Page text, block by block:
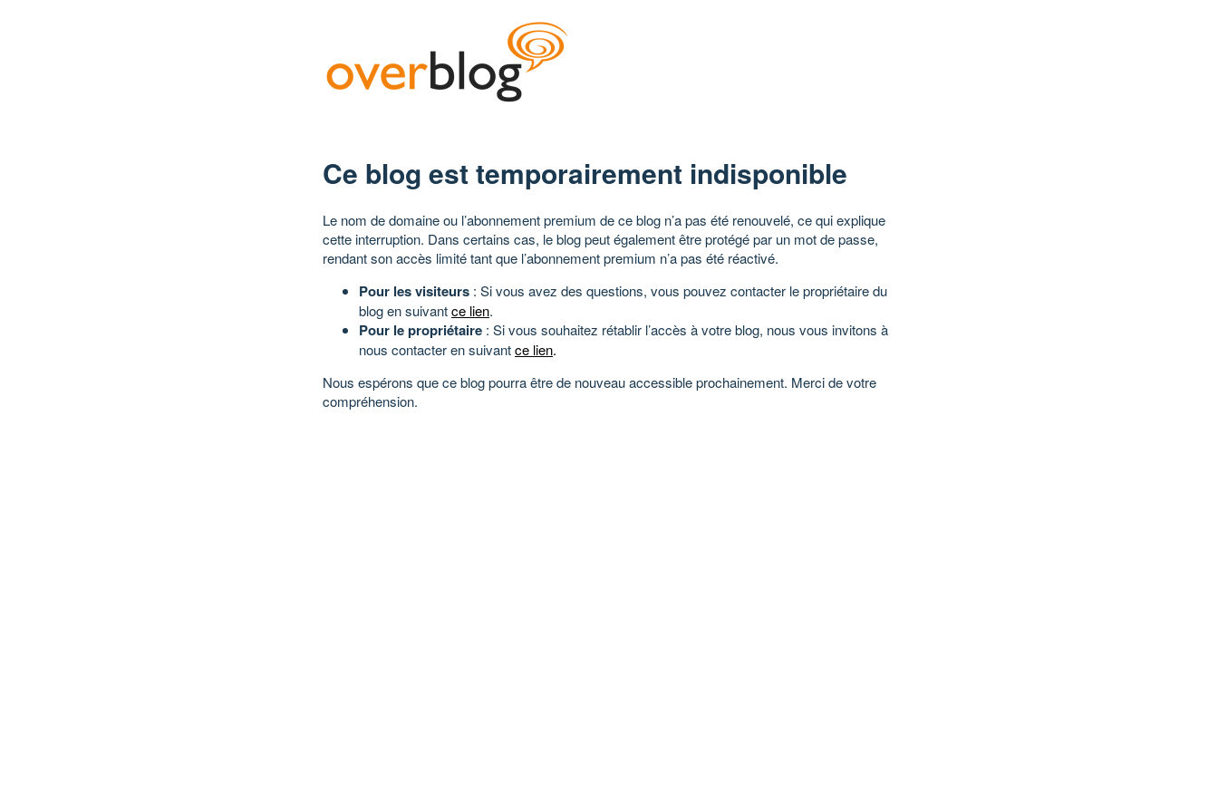
Ce blog est temporairement indisponible
Le nom de domaine ou l’abonnement premium de ce blog n’a pas été renouvelé, ce qui explique
cette interruption. Dans certains cas, le blog peut également être protégé par un mot de passe,
rendant son accès limité tant que l’abonnement premium n’a pas été réactivé.
Pour les visiteurs : Si vous avez des questions, vous pouvez contacter le propriétaire du
blog en suivantce lien.
Pour le propriétaire : Si vous souhaitez rétablir l’accès à votre blog, nous vous invitons à
nous contacter en suivantce lien.
Nous espérons que ce blog pourra être de nouveau accessible prochainement. Merci de votre
compréhension.